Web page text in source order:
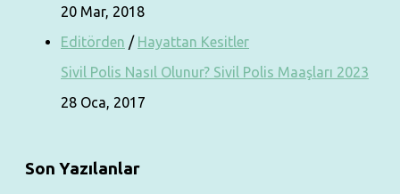
20 Mar, 2018
Editörden / Hayattan Kesitler
Sivil Polis Nasıl Olunur? Sivil Polis Maaşları 2023
28 Oca, 2017
Son Yazılanlar